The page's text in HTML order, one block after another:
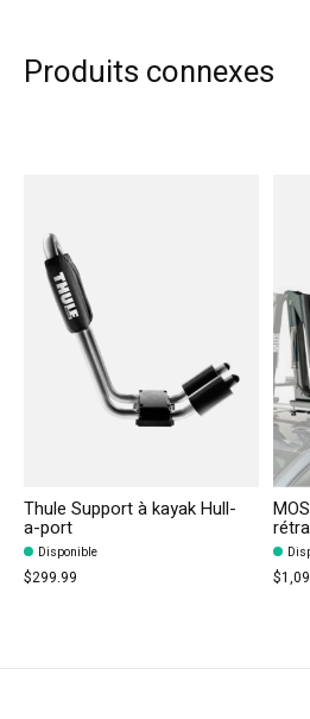
Produits connexes
Thule Support à kayak Hull-
a-port
Disponible
$299.99